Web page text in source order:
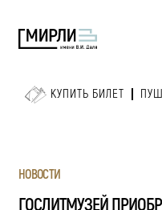
КУПИТЬ БИЛЕТ
НОВОСТИ
ГОСЛИТМУЗЕЙ